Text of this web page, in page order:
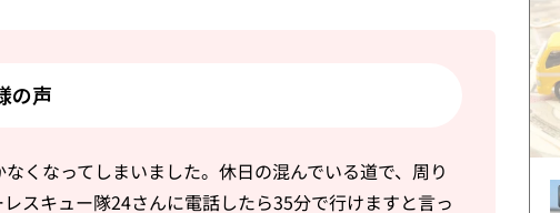
の声
くなってしまいました。休日の混んでいる道で、周り
スキュー隊24さんに電話したら35分で行けますと言っ